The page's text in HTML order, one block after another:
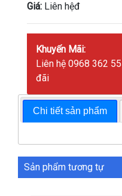
Giá: Liên hệđ
Khuyến Mãi:
Liên hệ 0968 362
đãi
Chi tiết sản phẩm
Sản phẩm tương tự